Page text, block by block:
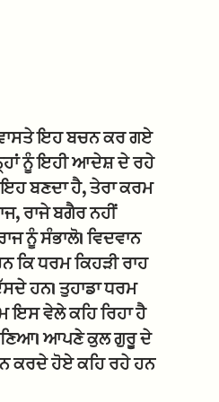
ਇਹ ਬਚਨ ਕਰ ਗਏ
ਨੂੰ ਇਹੀ ਆਦੇਸ਼ ਦੇ ਰਹੇ
ਬਣਦਾ ਹੈ, ਤੇਰਾ ਕਰਮ
ਰਾਜੇ ਬਗੈਰ ਨਹੀਂ
ਨੂੰ ਸੰਭਾਲੋ। ਵਿਦਵਾਨ
ਕਿ ਧਰਮ ਕਿਹੜੀ ਰਾਹ
ਹਨ। ਤੁਹਾਡਾ ਧਰਮ
ਇਸ ਵੇਲੇ ਕਹਿ ਰਿਹਾ ਹੈ
ਆਪਣੇ ਕੁਲ ਗੁਰੂ ਦੇ
ਕਰਦੇ ਹੋਏ ਕਹਿ ਰਹੇ ਹਨ